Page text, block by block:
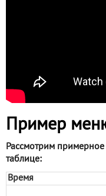
Пример
Рассмотрим
таблице:
Время